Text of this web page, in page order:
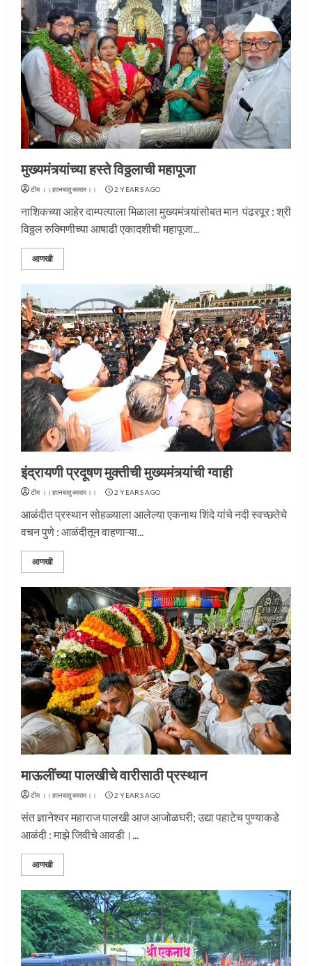
मुख्यमंत्र्यांच्या हस्ते विठ्ठलाची महापूजा
टीम ।।ज्ञानबातुकाराम।। 2 YEARS AGO
नाशिकच्या आहेर दाम्पत्याला मिळाला मुख्यमंत्र्यांसोबत मान पंढरपूर : श्री
विठ्ठल रुक्मिणीच्या आषाढी एकादशीची महापूजा...
आणखी
इंद्रायणी प्रदूषण मुक्तीची मुख्यमंत्र्यांची ग्वाही
टीम ।।ज्ञानबातुकाराम।। 2 YEARS AGO
आळंदीत प्रस्थान सोहळ्याला आलेल्या एकनाथ शिंदे यांचे नदी स्वच्छतेचे
वचन पुणे : आळंदीतून वाहणाऱ्या...
आणखी
माऊलींच्या पालखीचे वारीसाठी प्रस्थान
टीम ।।ज्ञानबातुकाराम।। 2 YEARS AGO
संत ज्ञानेश्वर महाराज पालखी आज आजोळघरी; उद्या पहाटेच पुण्याकडे
आळंदी : माझे जिवीचे आवडी।...
आणखी